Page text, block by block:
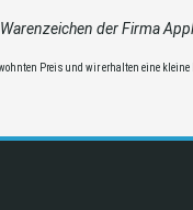
der Firma
Preis und wir erhalten eine